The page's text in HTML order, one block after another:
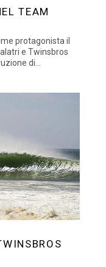
TEAM
protagonista il
e Twinsbros
di...